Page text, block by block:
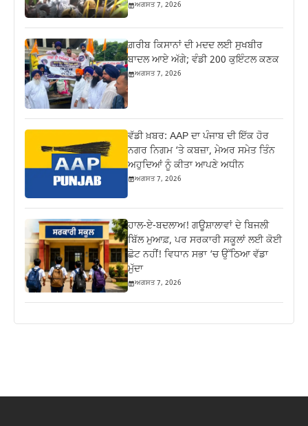
ਅਗਸਤ 7, 2026
ਗ਼ਰੀਬ ਕਿਸਾਨਾਂ ਦੀ ਮਦਦ ਲਈ ਸੁਖਬੀਰ
ਬਾਦਲ ਆਏ ਅੱਗੇ; ਵੰਡੀ 200 ਕੁਇੰਟਲ ਕਣਕ
ਅਗਸਤ 7, 2026
ਵੱਡੀ ਖ਼ਬਰ: AAP ਦਾ ਪੰਜਾਬ ਦੀ ਇੱਕ ਹੋਰ
ਨਗਰ ਨਿਗਮ ‘ਤੇ ਕਬਜ਼ਾ, ਮੇਅਰ ਸਮੇਤ ਤਿੰਨ
ਅਹੁਦਿਆਂ ਨੂੰ ਕੀਤਾ ਆਪਣੇ ਅਧੀਨ
ਅਗਸਤ 7, 2026
ਹਾਲ-ਏ-ਬਦਲਾਅ! ਗਊਸ਼ਾਲਾਵਾਂ ਦੇ ਬਿਜਲੀ
ਬਿੱਲ ਮੁਆਫ਼, ਪਰ ਸਰਕਾਰੀ ਸਕੂਲਾਂ ਲਈ ਕੋਈ
ਛੋਟ ਨਹੀਂ! ਵਿਧਾਨ ਸਭਾ ‘ਚ ਉੱਠਿਆ ਵੱਡਾ
ਮੁੱਦਾ
ਅਗਸਤ 7, 2026